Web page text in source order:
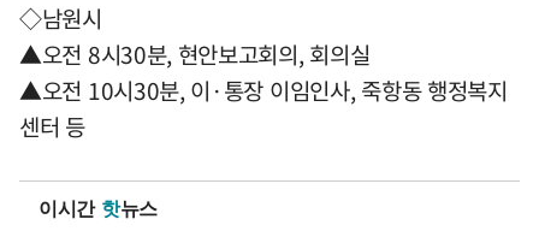
◇남원시
▲오전 8시30분, 현안보고회의, 회의실
▲오전 10시30분, 이·통장 이임인사, 죽항동 행정복지
센터 등
이시간 핫뉴스